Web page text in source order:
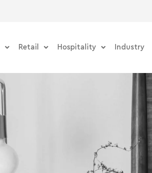
Retail Hospitality Industry